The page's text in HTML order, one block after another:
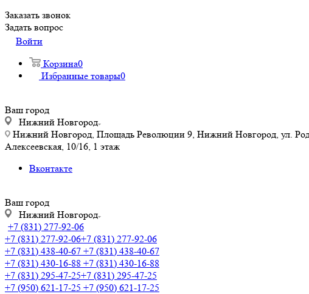
Заказать звонок
Задать вопрос
Войти
Корзина0
Избранные товары0
Ваш город
Нижний Новгород
Нижний Новгород, Площадь Революции 9, Нижний Новгород, ул.
Алексеевская, 10/16, 1 этаж
Вконтакте
Ваш город
Нижний Новгород
+7 (831) 277-92-06
+7 (831) 277-92-06+7 (831) 277-92-06
+7 (831) 438-40-67 +7 (831) 438-40-67
+7 (831) 430-16-88 +7 (831) 430-16-88
+7 (831) 295-47-25+7 (831) 295-47-25
+7 (950) 621-17-25 +7 (950) 621-17-25